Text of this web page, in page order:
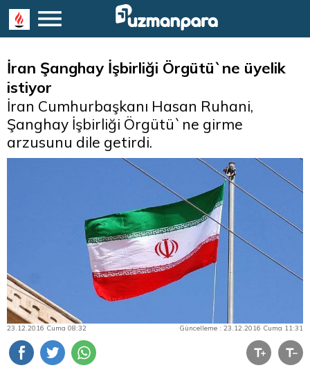
İran Şanghay İşbirliği Örgütü`ne üyelik
istiyor
İran Cumhurbaşkanı Hasan Ruhani,
Şanghay İşbirliği Örgütü`ne girme
arzusunu dile getirdi.
23.12.2016 Cuma 08:32 Güncelleme : 23.12.2016 Cuma 11:31